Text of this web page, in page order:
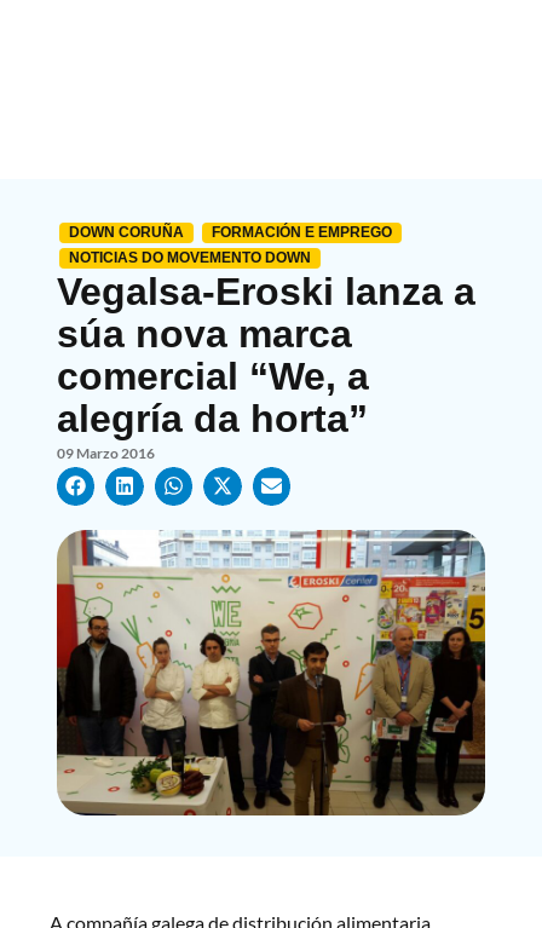
DOWN CORUÑA
FORMACIÓN E EMPREGO
NOTICIAS DO MOVEMENTO DOWN
Vegalsa-Eroski lanza a
súa nova marca
comercial “We, a
alegría da horta”
09 Marzo 2016
A compañía galega de distribución alimentaria